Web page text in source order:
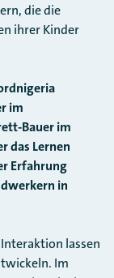
die die
ihrer Kinder
im
Bauer im
das Lernen
Erfahrung
in
lassen
Im